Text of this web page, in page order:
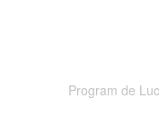
Program de